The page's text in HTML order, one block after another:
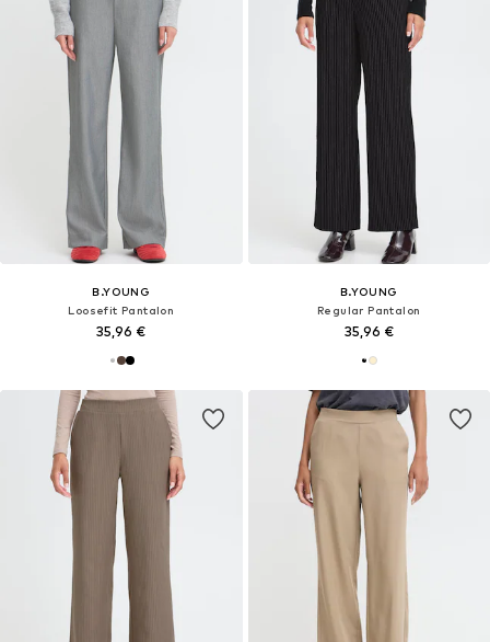
B.YOUNG
Loosefit Pantalon
35,96 €
B.YOUNG
Regular Pantalon
35,96 €